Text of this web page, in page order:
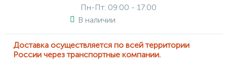
Пн-Пт: 09:00 - 17:00
В наличии
Доставка осуществляется по всей территории
России через транспортные компании.